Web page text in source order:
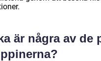
är några av de